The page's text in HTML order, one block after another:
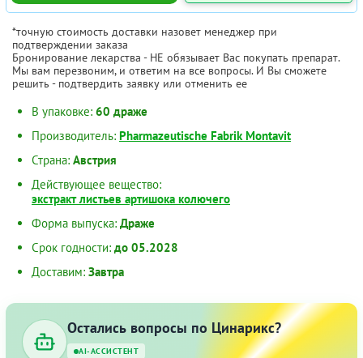
*точную стоимость доставки назовет менеджер при
подтверждении заказа
Бронирование лекарства - НЕ обязывает Вас покупать препарат.
Мы вам перезвоним, и ответим на все вопросы. И Вы сможете
решить - подтвердить заявку или отменить ее
В упаковке: 60 драже
Производитель: Pharmazeutische Fabrik Montavit
Страна: Австрия
Действующее вещество:
экстракт листьев артишока колючего
Форма выпуска: Драже
Срок годности: до 05.2028
Доставим: Завтра
Остались вопросы по Цинарикс?
AI-АССИСТЕНТ